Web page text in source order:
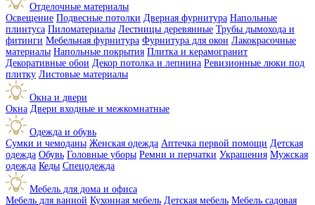
Отделочные материалы
Освещение Подвесные потолки Дверная фурнитура Напольные
плинтуса Пиломатериалы Лестницы деревянные Трубы дымохода и
фитинги Мебельная фурнитура Фурнитура для окон Лакокрасочные
материалы Напольные покрытия Плитка и керамогранит
Декоративные обои Декор потолка и лепнина Ревизионные люки под
плитку Листовые материалы
Окна и двери
Окна Двери входные и межкомнатные
Одежда и обувь
Сумки и чемоданы Женская одежда Аптечка первой помощи Детская
одежда Обувь Головные уборы Ремни и перчатки Украшения Мужская
одежда Кеды Спецодежда
Мебель для дома и офиса
Мебель для ванной Кухонная мебель Детская мебель Мебель садовая